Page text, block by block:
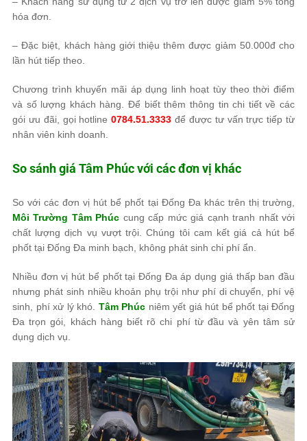
hóa đơn.
– Đặc biệt, khách hàng giới thiệu thêm được giảm 50.000đ cho
lần hút tiếp theo.
Chương trình khuyến mãi áp dụng linh hoạt tùy theo thời điểm
và số lượng khách hàng. Để biết thêm thông tin chi tiết về các
gói ưu đãi, gọi hotline0784.51.3333 để được tư vấn trực tiếp từ
nhân viên kinh doanh.
So sánh giá Tâm Phúcvới các đơn vị khác
So với các đơn vị hút bể phốt tại Đống Đa khác trên thị trường,
Môi Trường Tâm Phúc cung cấp mức giá cạnh tranh nhất với
chất lượng dịch vụ vượt trội. Chúng tôi cam kết giá cả hút bể
phốt tại Đống Đa minh bạch, không phát sinh chi phí ẩn.
Nhiều đơn vị hút bể phốt tại Đống Đa áp dụng giá thấp ban đầu
nhưng phát sinh nhiều khoản phụ trội như phí di chuyển, phí vệ
sinh, phí xử lý khó. Tâm Phúc niêm yết giá hút bể phốt tại Đống
Đa trọn gói, khách hàng biết rõ chi phí từ đầu và yên tâm sử
dụng dịch vụ.